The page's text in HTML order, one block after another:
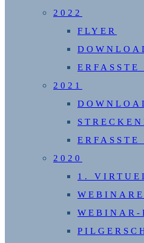
2022
FLYER
ERFASSTE
2021
ERFASSTE
2020
1.
WEBINARE
WEBINAR-